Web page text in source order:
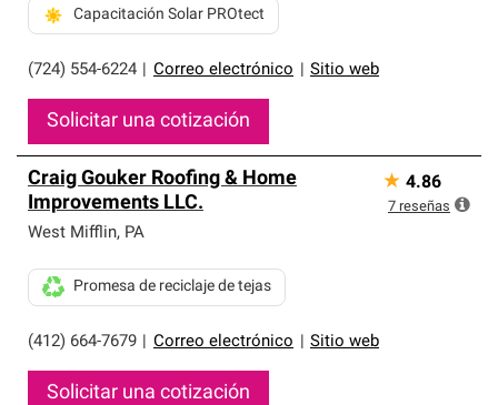
(724) 554-6224 Correo electrónico Sitio web
Capacitación Solar PROtect
Solicitar una cotización
Craig Gouker Roofing & Home
Improvements LLC.
West Mifflin, PA
(412) 664-7679 Correo electrónico Sitio web
Promesa de reciclaje de tejas
Solicitar una cotización
★ 4.86
7 reseñas